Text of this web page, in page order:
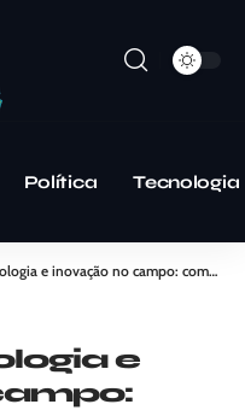
Política Tecnologia
campo: como o Ceará fortalece o desenvolvimento rural com transformação digital
e